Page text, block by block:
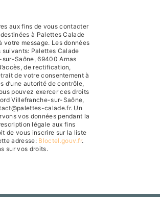
aux fins de vous contacter
à Palettes Calade
message. Les données
Palettes Calade
sur-Saône, 69400 Arnas
de rectification,
de votre consentement à
d’une autorité de contrôle,
pouvez exercer ces droits
Villefranche-sur-Saône,
calade.fr. Un
vos données pendant la
légale aux fins
de vous inscrire sur la liste
adresse: Bloctel.gouv.fr.
sur vos droits.